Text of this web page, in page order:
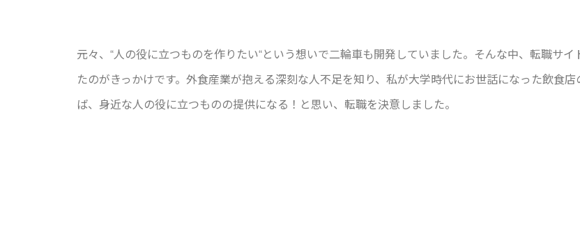
元々、“人の役に立つものを作りたい“という想いで二輪車も開発していました。そんな中、転職サ
たのがきっかけです。外食産業が抱える深刻な人不足を知り、私が大学時代にお世話になった飲食
ば、身近な人の役に立つものの提供になる！と思い、転職を決意しました。